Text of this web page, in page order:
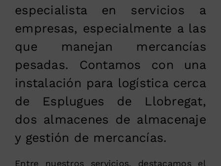
especialista en servicios a
empresas, especialmente a las
que manejan mercancías
pesadas. Contamos con una
instalación para logística cerca
de Esplugues de Llobregat,
dos almacenes de almacenaje
y gestión de mercancías.
Entre nuestros servicios, destacamos el